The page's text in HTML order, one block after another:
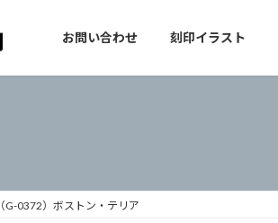
お問い合わせ 刻印イラスト
（G-0372）ボストン・テリア